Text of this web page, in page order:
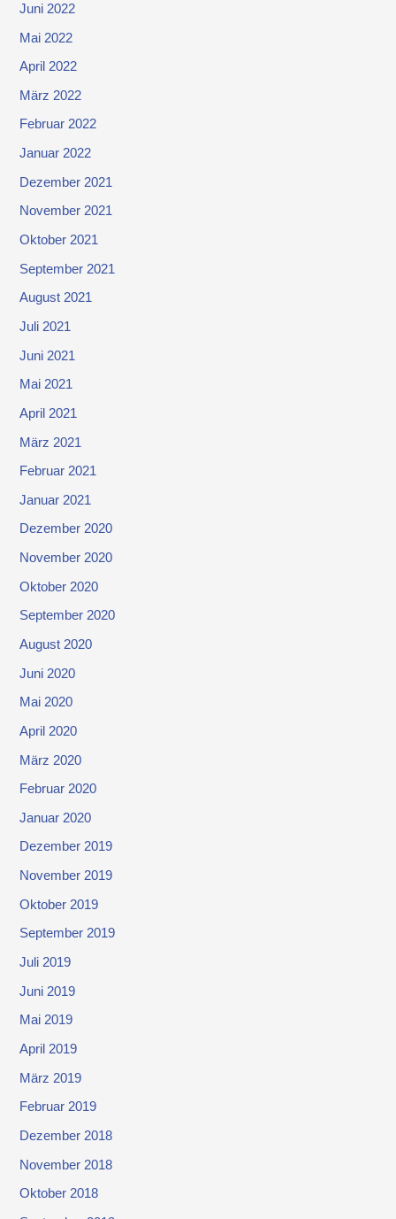
Juni 2022
Mai 2022
April 2022
März 2022
Februar 2022
Januar 2022
Dezember 2021
November 2021
Oktober 2021
September 2021
August 2021
Juli 2021
Juni 2021
Mai 2021
April 2021
März 2021
Februar 2021
Januar 2021
Dezember 2020
November 2020
Oktober 2020
September 2020
August 2020
Juni 2020
Mai 2020
April 2020
März 2020
Februar 2020
Januar 2020
Dezember 2019
November 2019
Oktober 2019
September 2019
Juli 2019
Juni 2019
Mai 2019
April 2019
März 2019
Februar 2019
Dezember 2018
November 2018
Oktober 2018